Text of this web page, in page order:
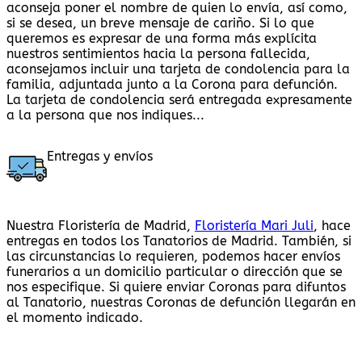
aconseja poner el nombre de quien lo envía, así como,
si se desea, un breve mensaje de cariño. Si lo que
queremos es expresar de una forma más explícita
nuestros sentimientos hacia la persona fallecida,
aconsejamos incluir una tarjeta de condolencia para la
familia, adjuntada junto a la Corona para defunción.
La tarjeta de condolencia será entregada expresamente
a la persona que nos indiques...
Entregas y envíos
Nuestra Floristería de Madrid, Floristería Mari Juli, hace
entregas en todos los Tanatorios de Madrid. También, si
las circunstancias lo requieren, podemos hacer envíos
funerarios a un domicilio particular o dirección que se
nos especifique. Si quiere enviar Coronas para difuntos
al Tanatorio, nuestras Coronas de defunción llegarán en
el momento indicado.